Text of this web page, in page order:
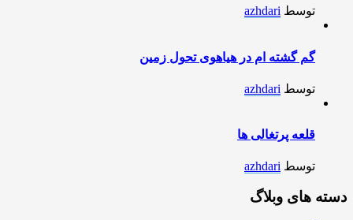
توسط azhdari
گم گشته ام در هیاهوی تحول زمین
توسط azhdari
قلعه پرتغالی ها
توسط azhdari
دسته های وبلاگ